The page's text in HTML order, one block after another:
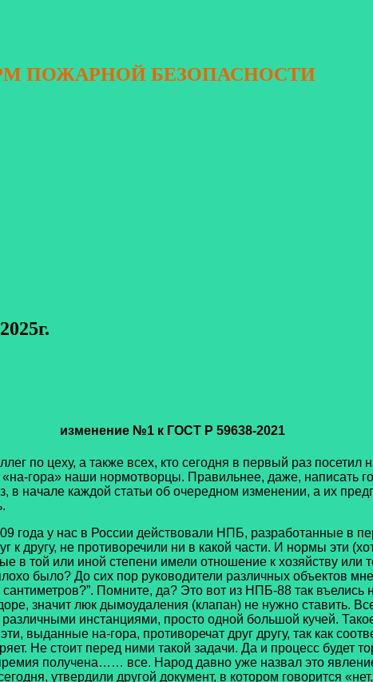
ПОЖАРНОЙ БЕЗОПАСНОСТИ
изменение №1 к ГОСТ Р 59638-2021
цеху, а также всех, кто сегодня в первый раз посетил
гора» наши нормотворцы. Правильнее, даже, написать
начале каждой статьи об очередном изменении, а их
у нас в России действовали НПБ, разработанные в
другу, не противоречили ни в какой части. И нормы эти
той или иной степени имели отношение к хозяйству или
было? До сих пор руководители различных объектов
Помните, да? Это вот из НПБ-88 так
значит люк дымоудаления (клапан) не нужно ставить.
инстанциями, просто одной большой кучей.
выданные на-гора, противоречат друг другу, так как
Не стоит перед ними такой задачи. Да и процесс будет
получена…… все. Народ давно уже назвал это
утвердили другой документ, в котором говорится